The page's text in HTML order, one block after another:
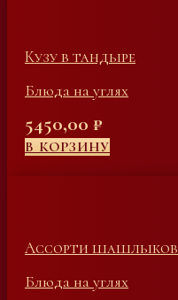
Кузу в тандыре
Блюда на углях
5450,00 ₽
В КОРЗИНУ
Ассорти шашлыков
Блюда на углях